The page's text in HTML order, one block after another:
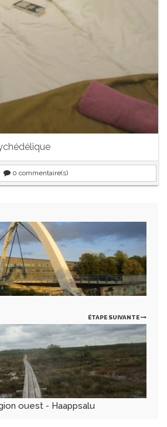
0 commentaire(s)
ÉTAPE SUIVANTE
ouest - Haappsalu